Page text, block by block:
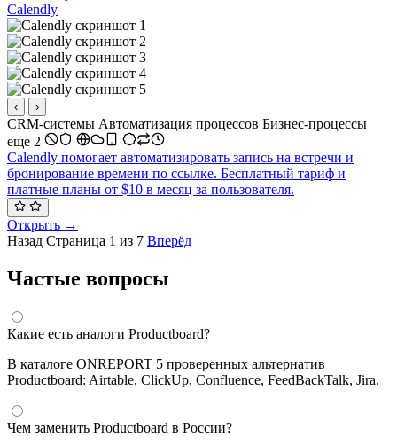
Calendly
‹ ›
CRM-системы Автоматизация процессов Бизнес-процессы
еще 2
Calendly помогает автоматизировать запись на встречи и
бронирование времени по ссылке. Бесплатный тариф и
платные планы от $10 в месяц за пользователя.
Открыть →
Назад Страница 1 из 7 Вперёд
Частые вопросы
Какие есть аналоги Productboard?
В каталоге ONREPORT 5 проверенных альтернатив
Productboard: Airtable, ClickUp, Confluence, FeedBackTalk, Jira.
Чем заменить Productboard в России?